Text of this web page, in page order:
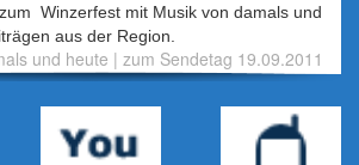
Winzerfest mit Musik von damals und
aus der Region.
und heute | zum Sendetag 19.09.2011